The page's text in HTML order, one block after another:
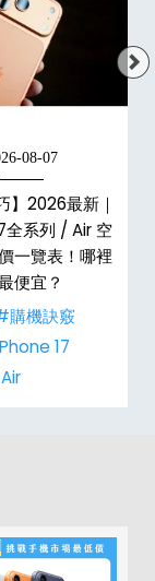
08-07
】2026最新｜
全系列 / Air 空
一覽表！哪裡
便宜？
購機訣竅
17